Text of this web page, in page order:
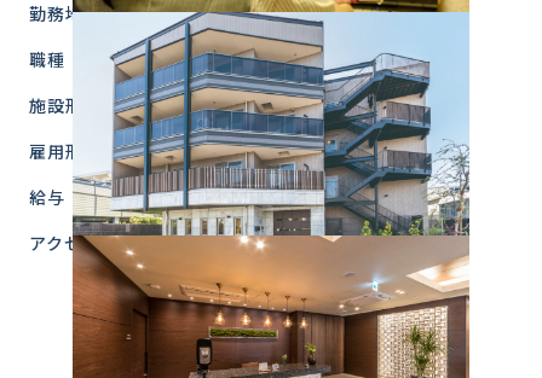
勤務地
東京都 杉並区
職種
家事・清掃スタッフ
施設形態
介護付有料老人ホーム
雇用形態
パート社員
給与
時給1,295円～+交通費規定内全額支給
アクセス
東京都杉並区井草4-17-14
西武新宿線「井荻」駅北口より徒歩11分
西武新宿線「上井草」駅北口より徒歩10分